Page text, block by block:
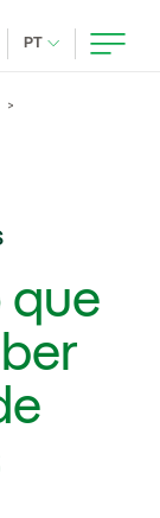
PT IDIOMA ATUAL,
que